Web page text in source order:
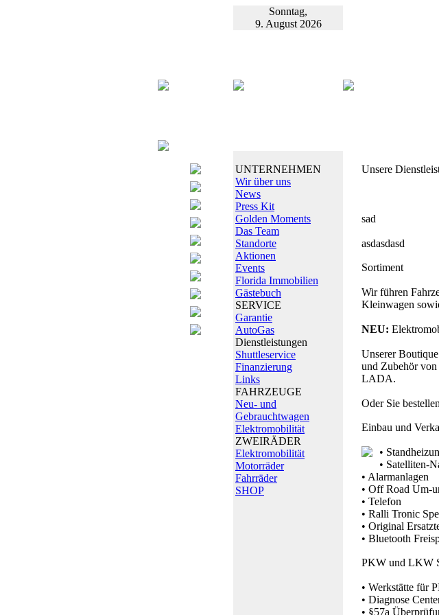
Sonntag,
9. August 2026
UNTERNEHMEN
Wir über uns
News
Press Kit
Golden Moments
Das Team
Standorte
Aktionen
Events
Florida Immobilien
Gästebuch
SERVICE
Garantie
AutoGas
Dienstleistungen
Shuttleservice
Finanzierung
Links
FAHRZEUGE
Neu- und
Gebrauchtwagen
Elektromobilität
ZWEIRÄDER
Elektromobilität
Motorräder
Fahrräder
SHOP
Unsere
sad
asdasdasd
Sortiment
Wir führen
Kleinwagen
NEU:
Unserer
und Zubehör
LADA.
Oder Sie
Einbau und
•
• Satelliten-
• Alarmanlagen
• Off Road Um-
• Telefon
• Ralli Tronic
• Original
• Bluetooth
PKW und LKW
• Werkstätte für
• Diagnose
• §57a